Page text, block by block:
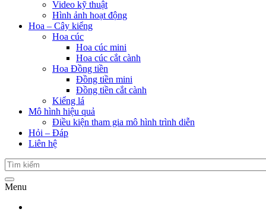
Video kỹ thuật
Hình ảnh hoạt động
Hoa – Cây kiểng
Hoa cúc
Hoa cúc mini
Hoa cúc cắt cành
Hoa Đồng tiền
Đồng tiền mini
Đồng tiền cắt cành
Kiểng lá
Mô hình hiệu quả
Điều kiện tham gia mô hình trình diễn
Hỏi – Đáp
Liên hệ
Menu